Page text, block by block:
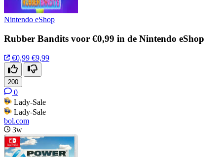
Nintendo eShop
Rubber Bandits voor €0,99 in de Nintendo eShop
€0,99 €9,99
200
0
Lady-Sale
Lady-Sale
bol.com
3w